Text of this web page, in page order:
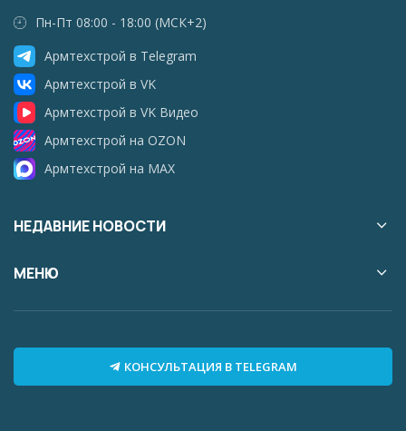
Пн-Пт 08:00 - 18:00 (МСК+2)
Армтехстрой в Telegram
Армтехстрой в VK
Армтехстрой в VK Видео
Армтехстрой на OZON
Армтехстрой на MAX
НЕДАВНИЕ НОВОСТИ
МЕНЮ
КОНСУЛЬТАЦИЯ В TELEGRAM